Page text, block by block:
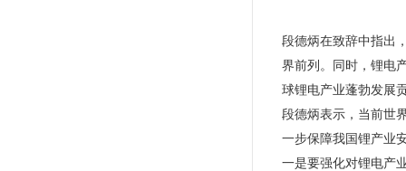
段德炳在致辞中指出
界前列。同时，锂电
球锂电产业蓬勃发展
段德炳表示，当前世
一步保障我国锂产业
一是要强化对锂电产